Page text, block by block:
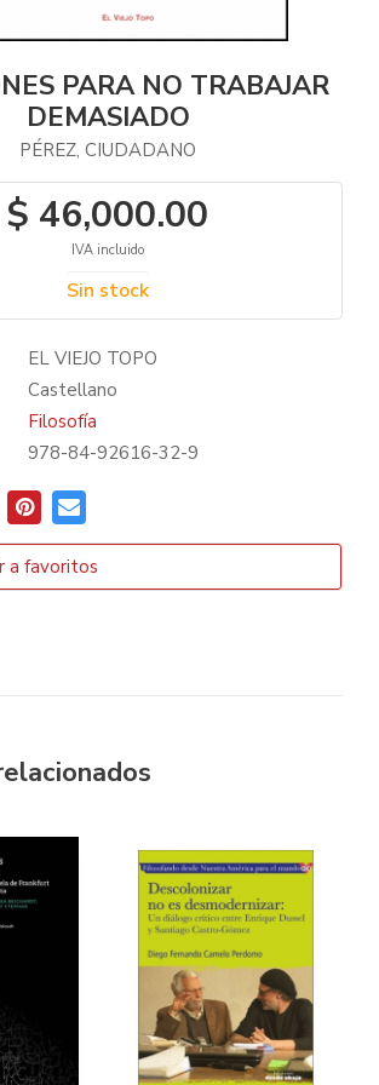
PARA NO TRABAJAR
DEMASIADO
PÉREZ, CIUDADANO
$ 46,000.00
IVA incluido
Sin stock
EL VIEJO TOPO
Castellano
Filosofía
978-84-92616-32-9
a favoritos